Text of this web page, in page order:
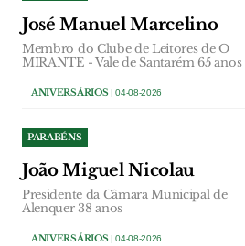
José Manuel Marcelino
Membro do Clube de Leitores de O
MIRANTE - Vale de Santarém 65 anos
ANIVERSÁRIOS| 04-08-2026
PARABÉNS
João Miguel Nicolau
Presidente da Câmara Municipal de
Alenquer 38 anos
ANIVERSÁRIOS| 04-08-2026